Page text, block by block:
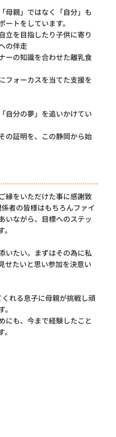
母親」ではなく「自分」も
トをしています。
立を目指したり子供に寄り
の伴走
ーの知識を合わせた離乳食
フォーカスを当てた支援を
自分の夢」を追いかけてい
の証明を、この静岡から始
縁をいただけた事に感謝致
者の皆様はもちろんファイ
いながら、目標へのステッ
いたい。まずはその為に私
せたいと思い参加を決意い
れる息子に母親が挑戦し頑
にも、今まで経験したこと